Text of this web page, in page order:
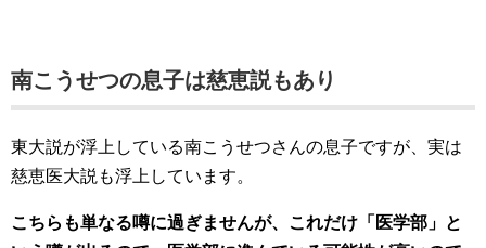
南こうせつの息子は慈恵説もあり
東大説が浮上している南こうせつさんの息子ですが、実は
慈恵医大説も浮上しています。
こちらも単なる噂に過ぎませんが、これだけ「医学部」と